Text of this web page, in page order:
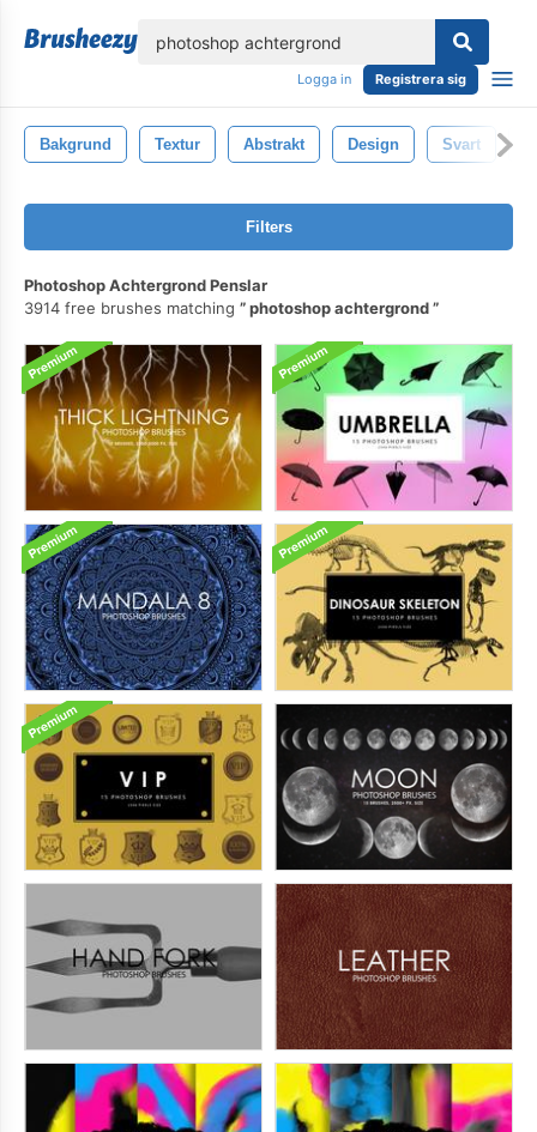
Logga in Registrera sig
Bakgrund Textur Abstrakt Design Svart
Filters
Photoshop Achtergrond Penslar
3914 free brushes matching
photoshop achtergrond